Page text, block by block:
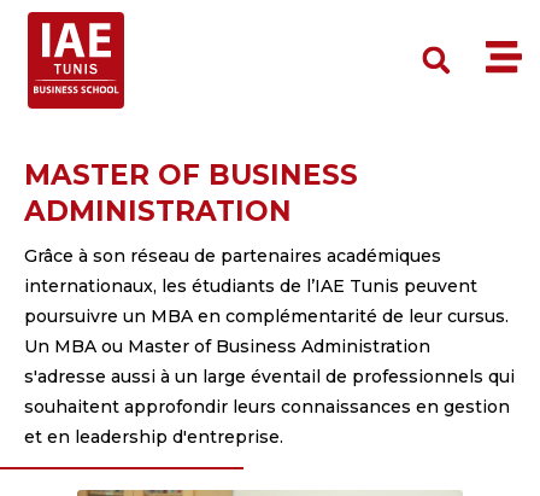
MASTER OF BUSINESS
ADMINISTRATION
Grâce à son réseau de partenaires académiques
internationaux, les étudiants de l’IAE Tunis peuvent
poursuivre un MBA en complémentarité de leur cursus.
Un MBA ou Master of Business Administration
s'adresse aussi à un large éventail de professionnels qui
souhaitent approfondir leurs connaissances en gestion
et en leadership d'entreprise.